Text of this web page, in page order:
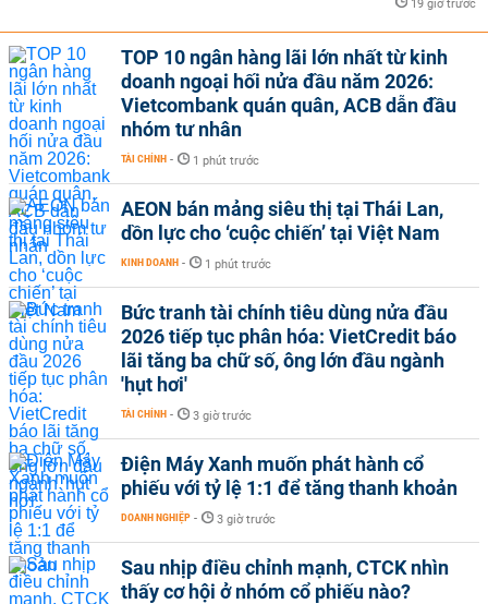
19 giờ trước
TOP 10 ngân hàng lãi lớn nhất từ kinh
doanh ngoại hối nửa đầu năm 2026:
Vietcombank quán quân, ACB dẫn đầu
nhóm tư nhân
TÀI CHÍNH - 1 phút trước
AEON bán mảng siêu thị tại Thái Lan,
dồn lực cho ‘cuộc chiến’ tại Việt Nam
KINH DOANH - 1 phút trước
Bức tranh tài chính tiêu dùng nửa đầu
2026 tiếp tục phân hóa: VietCredit báo
lãi tăng ba chữ số, ông lớn đầu ngành
'hụt hơi'
TÀI CHÍNH - 3 giờ trước
Điện Máy Xanh muốn phát hành cổ
phiếu với tỷ lệ 1:1 để tăng thanh khoản
DOANH NGHIỆP - 3 giờ trước
Sau nhịp điều chỉnh mạnh, CTCK nhìn
thấy cơ hội ở nhóm cổ phiếu nào?